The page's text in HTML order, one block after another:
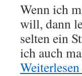
Wenn ich
will, dann
selten ein
ich auch
Weiterlesen